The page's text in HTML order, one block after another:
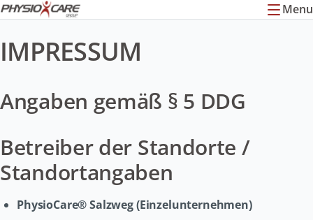
Menu
IMPRESSUM
Angaben gemäß § 5 DDG
Betreiber der Standorte /
Standortangaben
PhysioCare® Salzweg (Einzelunternehmen)